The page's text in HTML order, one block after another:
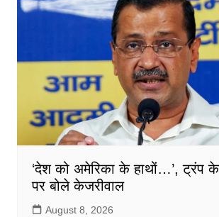
‘देश को अमेरिका के हाथों…’, ट्रंप
पर बोले केजरीवाल
August 8, 2026